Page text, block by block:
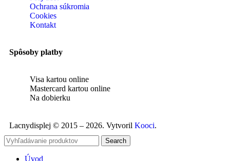
Ochrana súkromia
Cookies
Kontakt
Spôsoby platby
Visa kartou online
Mastercard kartou online
Na dobierku
Lacnydisplej © 2015 – 2026. Vytvoril Kooci.
Search
Úvod